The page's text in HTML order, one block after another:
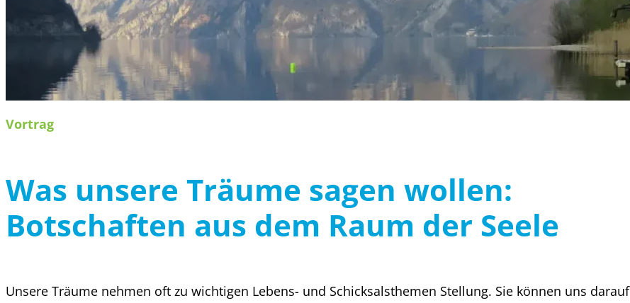
Was unsere Träume sagen wollen:
Botschaften aus dem Raum der Seele
Vortrag
Unsere Träume nehmen oft zu wichtigen Lebens- und Schicksalsthemen Stellung. Sie können uns darauf